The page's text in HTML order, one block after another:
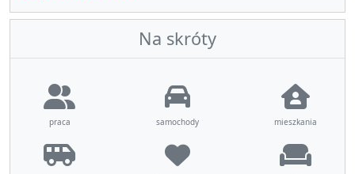
Na skróty
praca samochody mieszkania